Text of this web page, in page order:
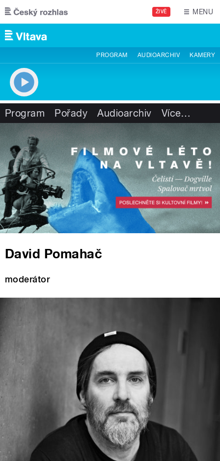
Přejít k hlavnímu obsahu
ŽIVĚ MENU
PROGRAM AUDIOARCHIV KAMERY
Program Pořady Audioarchiv Více…
David Pomahač
moderátor